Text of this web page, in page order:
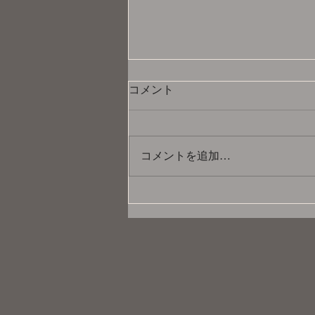
あら!?還ライブ」
コメント
コメントを追加…